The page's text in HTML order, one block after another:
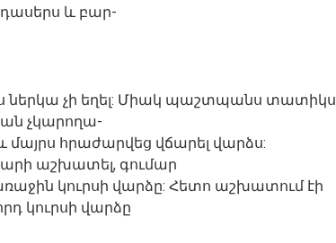
դասերս և բար-
ներկա չի եղել: Միակ պաշտպանս տատիկս
չկարողա-
մայրս հրաժարվեց վճարել վարձս:
աշխատել, գումար
կուրսի վարձը: Հետո աշխատում էի
կուրսի վարձը